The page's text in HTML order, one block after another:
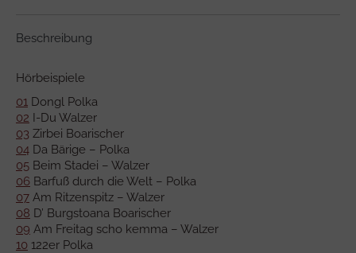
Beschreibung
Hörbeispiele
01 Dongl Polka
02 I-Du Walzer
03 Zirbei Boarischer
04 Da Bärige – Polka
05 Beim Stadei – Walzer
06 Barfuß durch die Welt – Polka
07 Am Ritzenspitz – Walzer
08 D’ Burgstoana Boarischer
09 Am Freitag scho kemma – Walzer
10 122er Polka